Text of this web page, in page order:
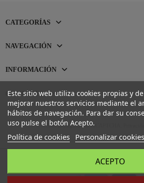
CATEGORÍAS
NAVEGACIÓN
INFORMACIÓN
CONTACTO
Este sitio web utiliza cookies propias y
mejorar nuestros servicios mediante el
hábitos de navegación. Para dar su
uso pulse el botón Acepto.
Política de cookies Personalizar cookies
ACEPTO
Sitio protegido por reCAPTCHA.